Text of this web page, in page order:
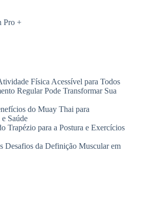
Pro +
Física Acessível para Todos
Regular Pode Transformar Sua
do Muay Thai para
Saúde
Trapézio para a Postura e Exercícios
Desafios da Definição Muscular em